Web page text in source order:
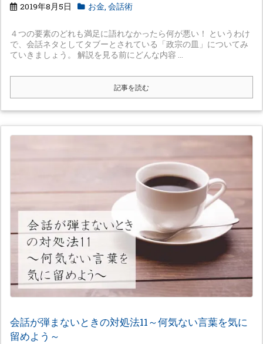
2019年8月5日 お金, 会話術
４つの要素のどれも満足に語れなかったら何が悪い！ というわけ
で、会話ネタとしてタブーとされている「政宗の皿」についてみ
ていきましょう。 解説を見る前にどんな内容 ...
記事を読む
会話が弾まないときの対処法11～何気ない言葉を気に
留めよう～